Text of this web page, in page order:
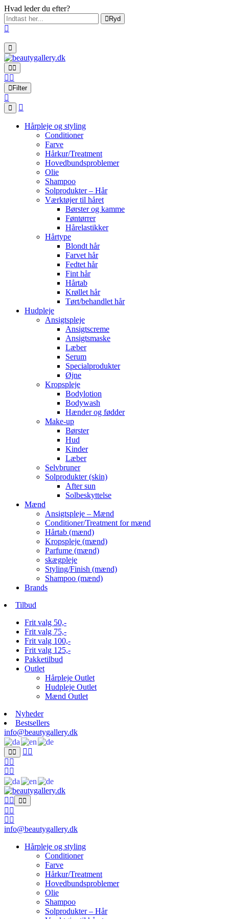
Hvad leder du efter?
Ryd
Filter
Hårpleje og styling
Conditioner
Farve
Hårkur/Treatment
Hovedbundsproblemer
Olie
Shampoo
Solprodukter – Hår
Værktøjer til håret
Børster og kamme
Føntørrer
Hårelastikker
Hårtype
Blondt hår
Farvet hår
Fedtet hår
Fint hår
Hårtab
Krøllet hår
Tørt/behandlet hår
Hudpleje
Ansigtspleje
Ansigtscreme
Ansigtsmaske
Læber
Serum
Specialprodukter
Øjne
Kropspleje
Bodylotion
Bodywash
Hænder og fødder
Make-up
Børster
Hud
Kinder
Læber
Selvbruner
Solprodukter (skin)
After sun
Solbeskyttelse
Mænd
Ansigtspleje – Mænd
Conditioner/Treatment for mænd
Hårtab (mænd)
Kropspleje (mænd)
Parfume (mænd)
skægpleje
Styling/Finish (mænd)
Shampoo (mænd)
Brands
Tilbud
Frit valg 50,-
Frit valg 75,-
Frit valg 100,-
Frit valg 125,-
Pakketilbud
Outlet
Hårpleje Outlet
Hudpleje Outlet
Mænd Outlet
Nyheder
Bestsellers
info@beautygallery.dk
info@beautygallery.dk
Hårpleje og styling
Conditioner
Farve
Hårkur/Treatment
Hovedbundsproblemer
Olie
Shampoo
Solprodukter – Hår